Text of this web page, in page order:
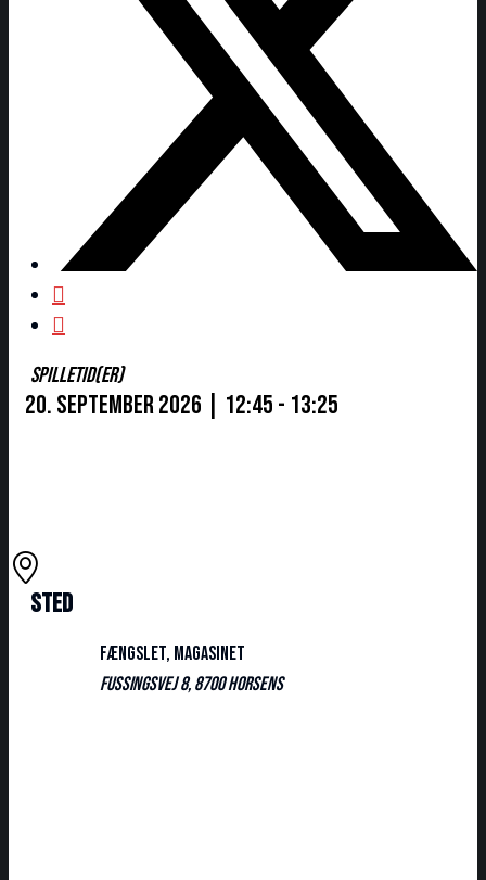
SPILLETID(ER)
20. september 2026 | 12:45 - 13:25
Sted
FÆNGSLET, Magasinet
Fussingsvej 8, 8700 Horsens